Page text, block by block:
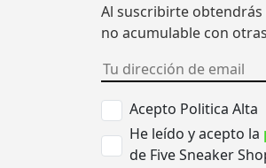
Al suscribirte obtendrás
no acumulable con
Acepto Politica Alta
He leído y acepto la
de Five Sneaker